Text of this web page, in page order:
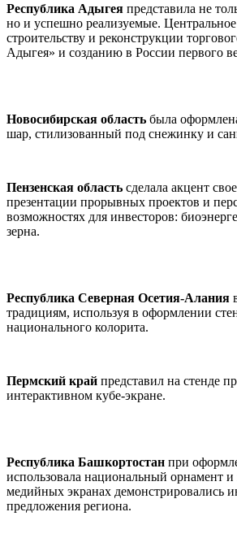
Республика Адыгея представила не
но и успешно реализуемые. Центральное
строительству и реконструкции
Адыгея» и созданию в России первого
Новосибирская область была
шар, стилизованный под снежинку и
Пензенская область сделала акцент
презентации прорывных проектов и
возможностях для инвесторов:
зерна.
Республика Северная Осетия-Алания
традициям, используя в оформлении
национального колорита.
Пермский край представил на стенде
интерактивном кубе-экране.
Республика Башкортостан при
использовала национальный орнамент
медийных экранах демонстрировались
предложения региона.